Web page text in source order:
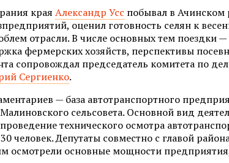
края Александр Усс побывал в Ачинском
оценил готовность селян к
отрасли. В числе основных тем поездки —
фермерских хозяйств, перспективы
сопровождал председатель комитета по
Сергиенко.
— база автотранспортного
сельсовета. Основной вид
технического осмотра
человек. Депутаты совместно с главой
основные мощности